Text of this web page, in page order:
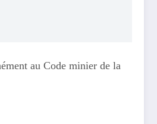
au Code minier de la